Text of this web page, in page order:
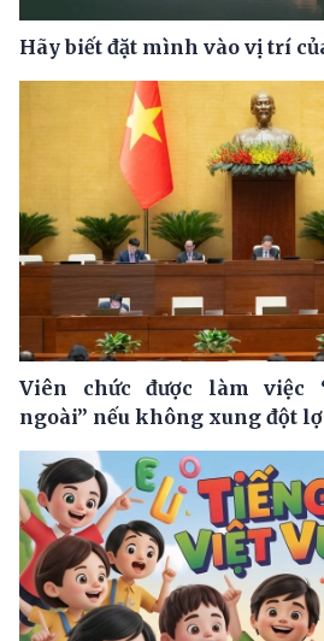
Hãy biết đặt mình vào vị trí
Viên chức được làm việc
ngoài” nếu không xung đột